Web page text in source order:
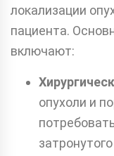
локализации
пациента.
включают:
опухоли и